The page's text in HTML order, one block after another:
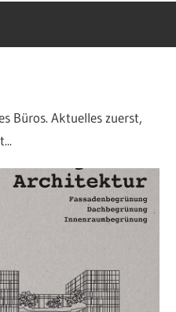
Büros. Aktuelles zuerst,